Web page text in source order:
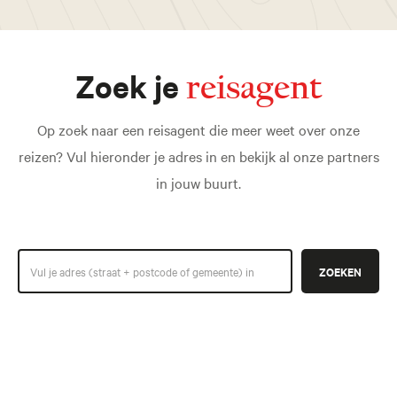
Zoek jereisagent
Op zoek naar een reisagent die meer weet over onze
reizen? Vul hieronder je adres in en bekijk al onze partners
in jouw buurt.